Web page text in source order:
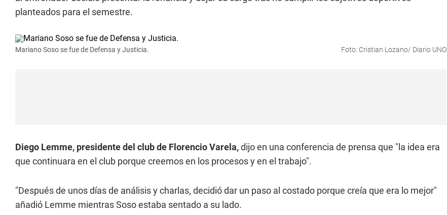
planteados para el semestre.
Mariano Soso se fue de Defensa y Justicia. Foto: Cristian Lozano/ Diario UNO
Diego Lemme, presidente del club de Florencio Varela,dijo en una conferencia de prensa que "la idea era
que continuara en el club porque creemos en los procesos y en el trabajo".
"Después de unos días de análisis y charlas, decidió dar un paso al costado porque creía que era lo mejor"
añadió Lemme mientras Soso estaba sentado a su lado.